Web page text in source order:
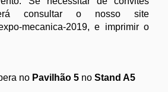
consultar o nosso site
mecanica-2019, e imprimir o
no Pavilhão 5 noStand A5